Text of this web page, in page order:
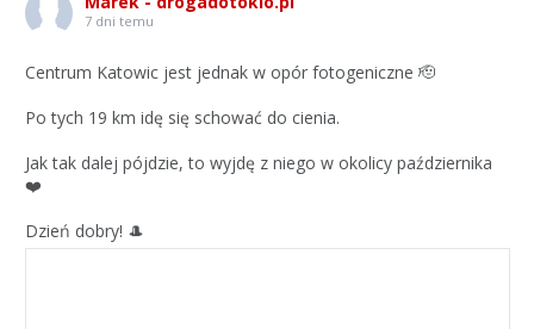
7 dni temu
Centrum Katowic jest jednak w opór fotogeniczne 🫡
Po tych 19 km idę się schować do cienia.
Jak tak dalej pójdzie, to wyjdę z niego w okolicy października
❤️
Dzień dobry! 🎩